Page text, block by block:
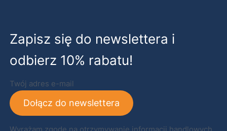
Zapisz się do newslettera i
odbierz 10% rabatu!
Twój adres e-mail
Dołącz do newslettera